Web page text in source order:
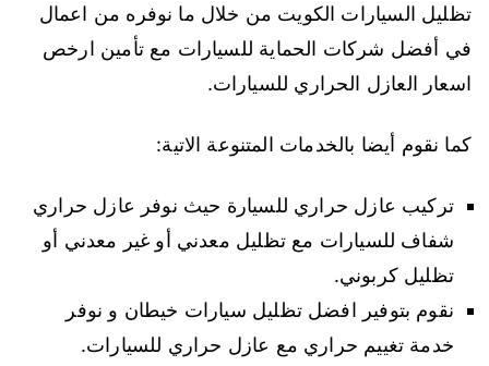
تظليل السيارات الكويت من خلال ما نوفره من اعمال
في أفضل شركات الحماية للسيارات مع تأمين ارخص
اسعار العازل الحراري للسيارات.
كما نقوم أيضا بالخدمات المتنوعة الاتية:
تركيب عازل حراري للسيارة حيث نوفر عازل حراري
شفاف للسيارات مع تظليل معدني أو غير معدني أو
تظليل كربوني.
نقوم بتوفير افضل تظليل سيارات خيطان و نوفر
خدمة تغييم حراري مع عازل حراري للسيارات.